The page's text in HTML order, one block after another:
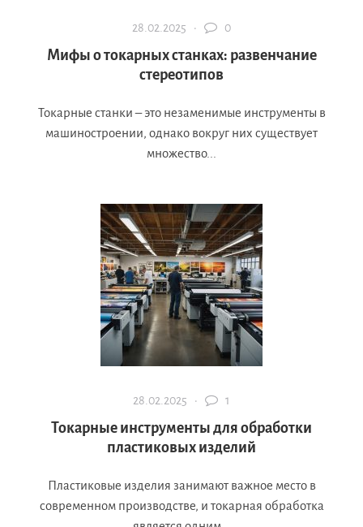
28.02.2025 · 0
Мифы о токарных станках: развенчание
стереотипов
Токарные станки – это незаменимые инструменты в
машиностроении, однако вокруг них существует
множество...
28.02.2025 · 1
Токарные инструменты для обработки
пластиковых изделий
Пластиковые изделия занимают важное место в
современном производстве, и токарная обработка